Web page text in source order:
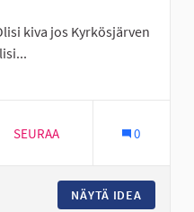
kiva jos Kyrkösjärven
Läntinen Seinäjoki
18 SEURAAJAA
SEURAA 0
NÄYTÄ IDEA